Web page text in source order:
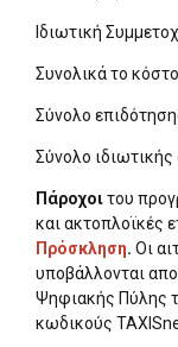
Ιδιωτική
Συνολικά το
Σύνολο
Σύνολο
Πάροχοιτου
και ακτοπλοϊκές
Πρόσκληση. Οι
υποβάλλονται
Ψηφιακής Πύλης
κωδικούς